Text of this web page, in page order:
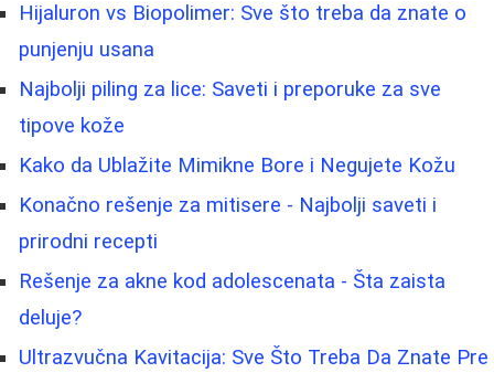
Hijaluron vs Biopolimer: Sve što treba da znate o
punjenju usana
Najbolji piling za lice: Saveti i preporuke za sve
tipove kože
Kako da Ublažite Mimikne Bore i Negujete Kožu
Konačno rešenje za mitisere - Najbolji saveti i
prirodni recepti
Rešenje za akne kod adolescenata - Šta zaista
deluje?
Ultrazvučna Kavitacija: Sve Što Treba Da Znate Pre